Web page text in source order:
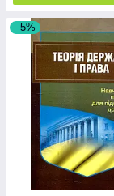
–5%